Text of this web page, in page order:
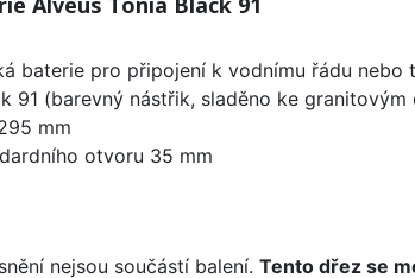
baterie pro připojení k vodnímu řádu nebo
91 (barevný nástřik, sladěno ke granitovým
mm
otvoru 35 mm
nejsou součástí balení. Tento dřez se